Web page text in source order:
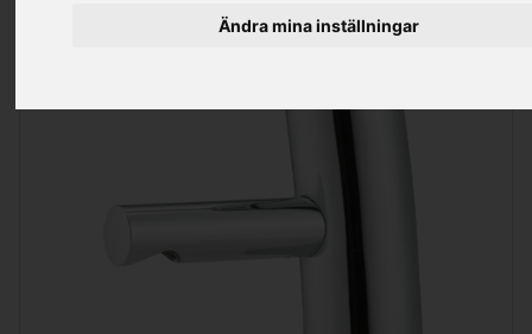
Ändra mina inställningar